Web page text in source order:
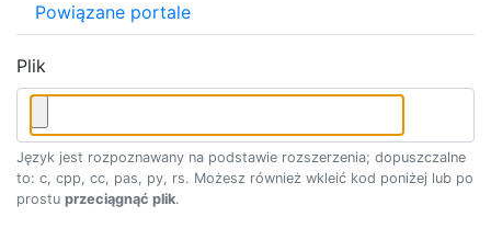
Powiązane portale
Plik
Język jest rozpoznawany na podstawie rozszerzenia; dopuszczalne
to: c, cpp, cc, pas, py, rs. Możesz również wkleić kod poniżej lub po
prostu przeciągnąć plik.